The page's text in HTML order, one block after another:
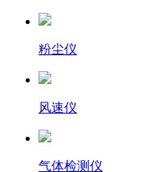
粉尘仪
风速仪
气体检测仪